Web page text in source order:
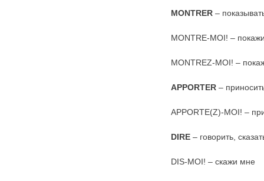
MONTRER–
MONTRE-MOI! –
MONTREZ-MOI! –
APPORTER–
APPORTE(Z)-MOI! –
DIRE– говорить,
DIS-MOI! – скажи мне